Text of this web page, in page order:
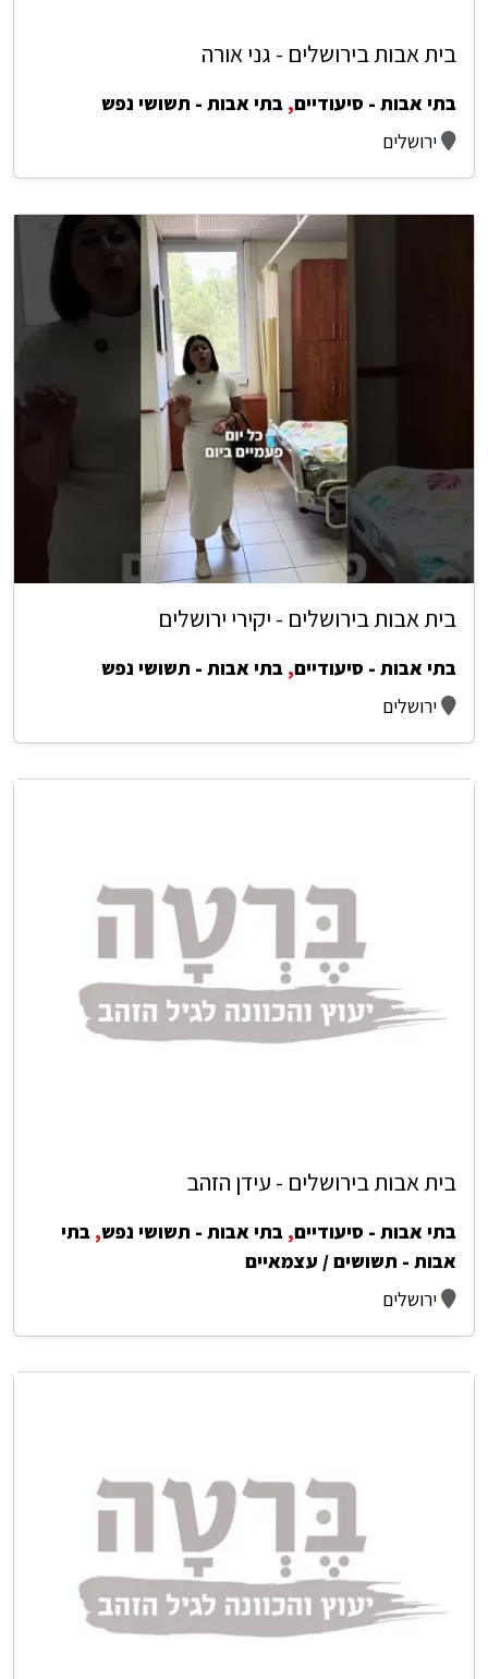
בית אבות בירושלים - גני אורה
בתי אבות - סיעודיים, בתי אבות - תשושי נפש
ירושלים
בית אבות בירושלים - יקירי ירושלים
בתי אבות - סיעודיים, בתי אבות - תשושי נפש
ירושלים
בית אבות בירושלים - עידן הזהב
בתי אבות - סיעודיים, בתי אבות - תשושי נפש, בתי
אבות - תשושים / עצמאיים
ירושלים